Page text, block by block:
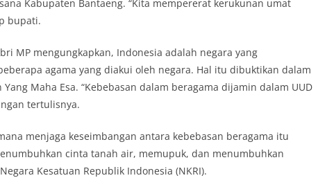
Kabupaten Bantaeng. “Kita mempererat kerukunan umat
bupati.
MP mengungkapkan, Indonesia adalah negara yang
agama yang diakui oleh negara. Hal itu dibuktikan dalam
Maha Esa. “Kebebasan dalam beragama dijamin dalam UUD
tertulisnya.
menjaga keseimbangan antara kebebasan beragama itu
cinta tanah air, memupuk, dan menumbuhkan
Kesatuan Republik Indonesia (NKRI).